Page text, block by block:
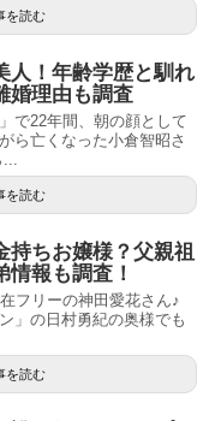
を読む
人！年齢学歴と馴れ
婚理由も調査
で22年間、朝の顔として
ら亡くなった小倉智昭さ
...
を読む
持ちお嬢様？父親祖
報も調査！
フリーの神田愛花さん♪
」の日村勇紀の奥様でも
を読む